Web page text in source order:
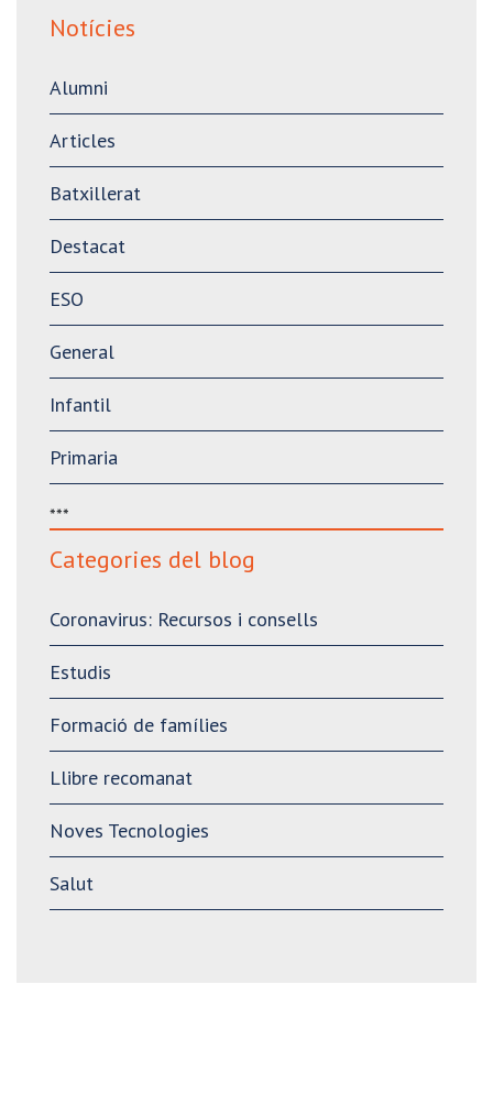
Notícies
Alumni
Articles
Batxillerat
Destacat
ESO
General
Infantil
Primaria
***
Categories del blog
Coronavirus: Recursos i consells
Estudis
Formació de famílies
Llibre recomanat
Noves Tecnologies
Salut